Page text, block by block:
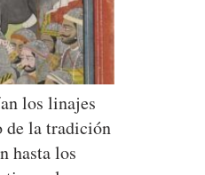
los linajes
de la tradición
hasta los